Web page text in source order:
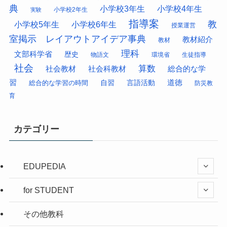
典
実験 小学校2年生 小学校3年生
小学校4年生
小学校5年生
小学校6年生 指導案 授業運営
教
室掲示 レイアウトアイデア事典
教材 教材紹介
文部科学省 歴史 物語文 理科 環境省 生徒指導
社会 社会教材 社会科教材 算数
総合的な学
習
総合的な学習の時間 自習 言語活動 道徳 防災教
育
カテゴリー
EDUPEDIA
for STUDENT
その他教科